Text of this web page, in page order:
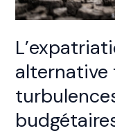
alternative
politiques
et
budgétaires
françaises